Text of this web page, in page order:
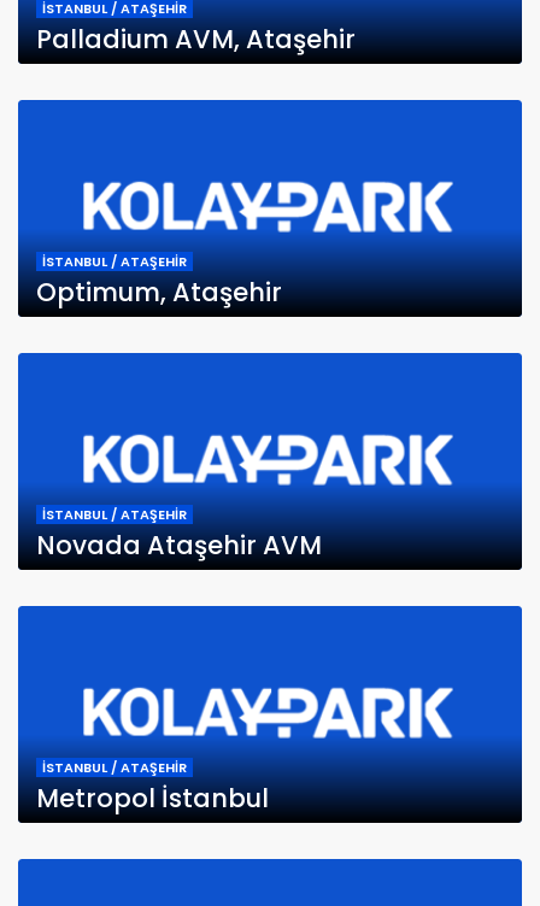
İSTANBUL / ATAŞEHİR
Palladium AVM, Ataşehir
İSTANBUL / ATAŞEHİR
Optimum, Ataşehir
İSTANBUL / ATAŞEHİR
Novada Ataşehir AVM
İSTANBUL / ATAŞEHİR
Metropol İstanbul